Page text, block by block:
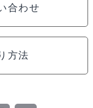
合わせ
方法